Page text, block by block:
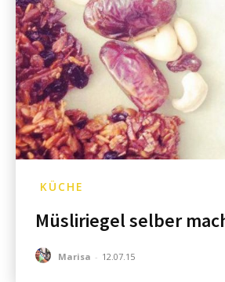
KÜCHE
Müsliriegel selber
Marisa - 12.07.15